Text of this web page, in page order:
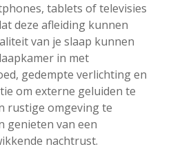
tablets of televisies
deze afleiding kunnen
van je slaap kunnen
in met
gedempte verlichting en
om externe geluiden te
rustige omgeving te
genieten van een
nachtrust.